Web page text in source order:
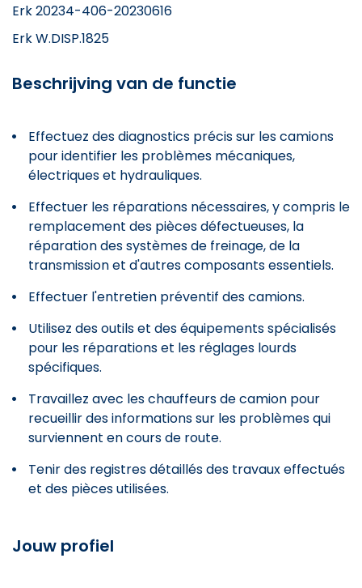
Erk 20234-406-20230616
Erk W.DISP.1825
Beschrijving van de functie
Effectuez des diagnostics précis sur les camions
pour identifier les problèmes mécaniques,
électriques et hydrauliques.
Effectuer les réparations nécessaires, y compris le
remplacement des pièces défectueuses, la
réparation des systèmes de freinage, de la
transmission et d'autres composants essentiels.
Effectuer l'entretien préventif des camions.
Utilisez des outils et des équipements spécialisés
pour les réparations et les réglages lourds
spécifiques.
Travaillez avec les chauffeurs de camion pour
recueillir des informations sur les problèmes qui
surviennent en cours de route.
Tenir des registres détaillés des travaux effectués
et des pièces utilisées.
Jouw profiel